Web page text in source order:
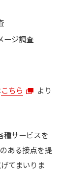
ージ調査
こちら
より
種サービスを
ある接点を提
てまいりま